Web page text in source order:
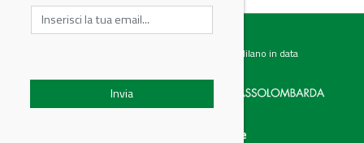
Testata giornalistica registrata presso il Tribunale di Milano in data
Categorie